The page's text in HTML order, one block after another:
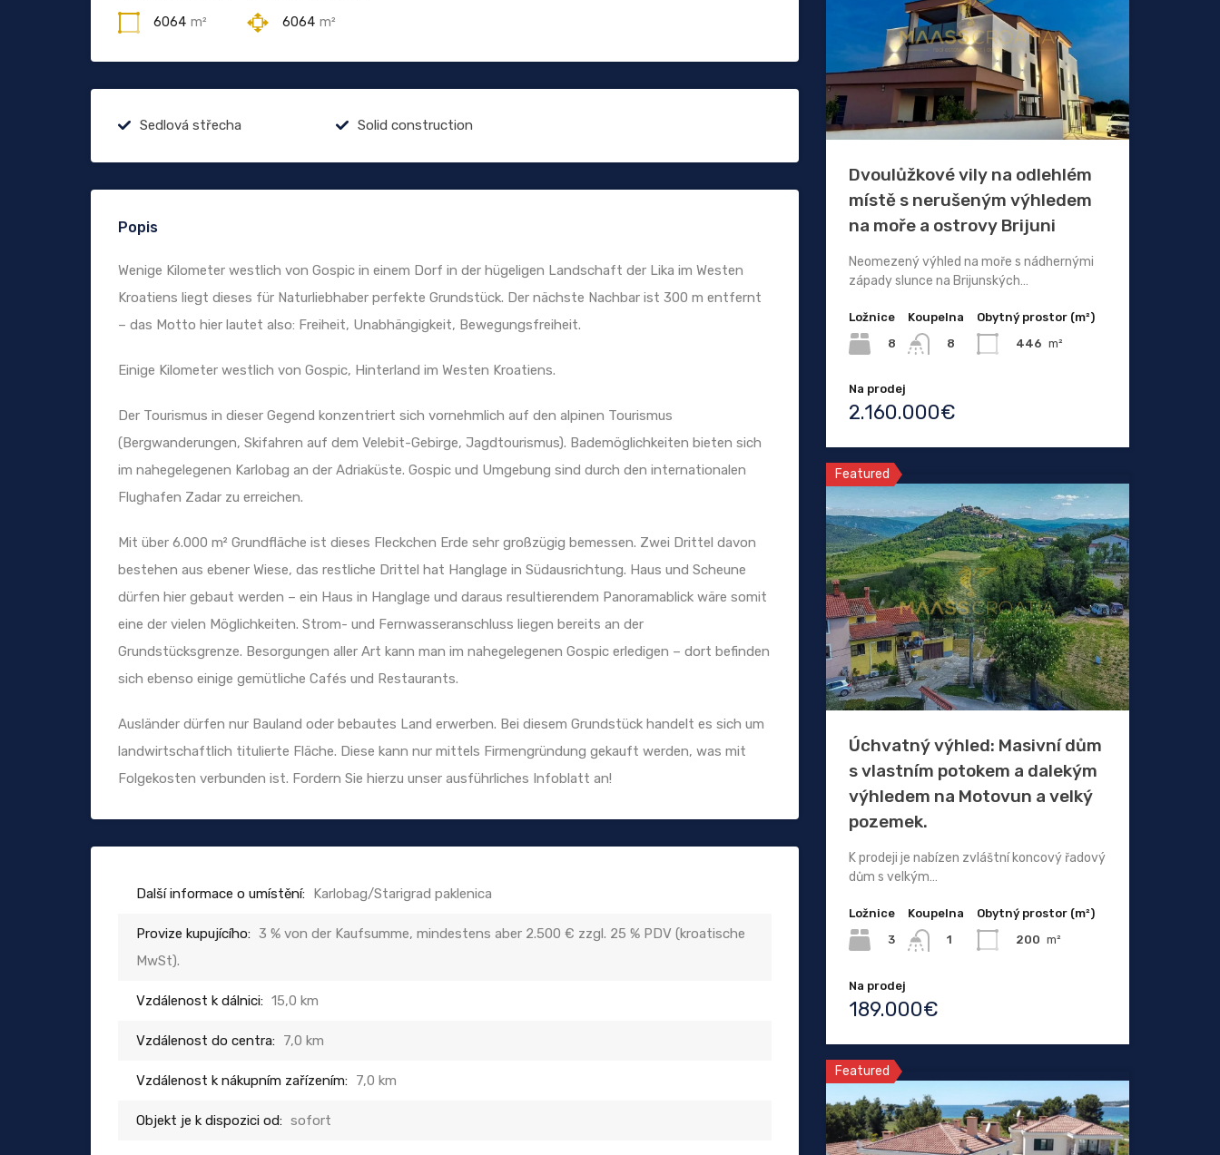
6064 m² 6064 m²
Sedlová střecha Solid construction
Popis
Wenige Kilometer westlich von Gospic in einem Dorf in der hügeligen Landschaft der Lika im Westen
Kroatiens liegt dieses für Naturliebhaber perfekte Grundstück. Der nächste Nachbar ist 300 m entfernt
– das Motto hier lautet also: Freiheit, Unabhängigkeit, Bewegungsfreiheit.
Einige Kilometer westlich von Gospic, Hinterland im Westen Kroatiens.
Der Tourismus in dieser Gegend konzentriert sich vornehmlich auf den alpinen Tourismus
(Bergwanderungen, Skifahren auf dem Velebit-Gebirge, Jagdtourismus). Bademöglichkeiten bieten sich
im nahegelegenen Karlobag an der Adriaküste. Gospic und Umgebung sind durch den internationalen
Flughafen Zadar zu erreichen.
Mit über 6.000 m² Grundfläche ist dieses Fleckchen Erde sehr großzügig bemessen. Zwei Drittel davon
bestehen aus ebener Wiese, das restliche Drittel hat Hanglage in Südausrichtung. Haus und Scheune
dürfen hier gebaut werden – ein Haus in Hanglage und daraus resultierendem Panoramablick wäre somit
eine der vielen Möglichkeiten. Strom- und Fernwasseranschluss liegen bereits an der
Grundstücksgrenze. Besorgungen aller Art kann man im nahegelegenen Gospic erledigen – dort befinden
sich ebenso einige gemütliche Cafés und Restaurants.
Ausländer dürfen nur Bauland oder bebautes Land erwerben. Bei diesem Grundstück handelt es sich um
landwirtschaftlich titulierte Fläche. Diese kann nur mittels Firmengründung gekauft werden, was mit
Folgekosten verbunden ist. Fordern Sie hierzu unser ausführliches Infoblatt an!
Další informace o umístění: Karlobag/Starigrad paklenica
Provize kupujícího: 3 % von der Kaufsumme, mindestens aber 2.500 € zzgl. 25 % PDV (kroatische
MwSt).
Vzdálenost k dálnici: 15,0 km
Vzdálenost do centra: 7,0 km
Vzdálenost k nákupním zařízením: 7,0 km
Objekt je k dispozici od: sofort
Dvoulůžkové vily na odlehlém
místě s nerušeným výhledem
na moře a ostrovy Brijuni
Neomezený výhled na moře s nádhernými
západy slunce na Brijunských…
Ložnice
8
Koupelna
8
Obytný prostor (m²)
446 m²
Na prodej
2.160.000€
Featured
Úchvatný výhled: Masivní dům
s vlastním potokem a dalekým
výhledem na Motovun a velký
pozemek.
K prodeji je nabízen zvláštní koncový řadový
dům s velkým…
Ložnice
3
Koupelna
1
Obytný prostor (m²)
200 m²
Na prodej
189.000€
Featured